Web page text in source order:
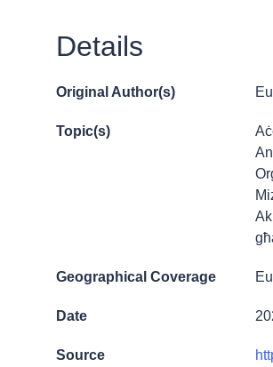
Details
Original Author(s)
Topic(s)
Geographical Coverage
Date
Source